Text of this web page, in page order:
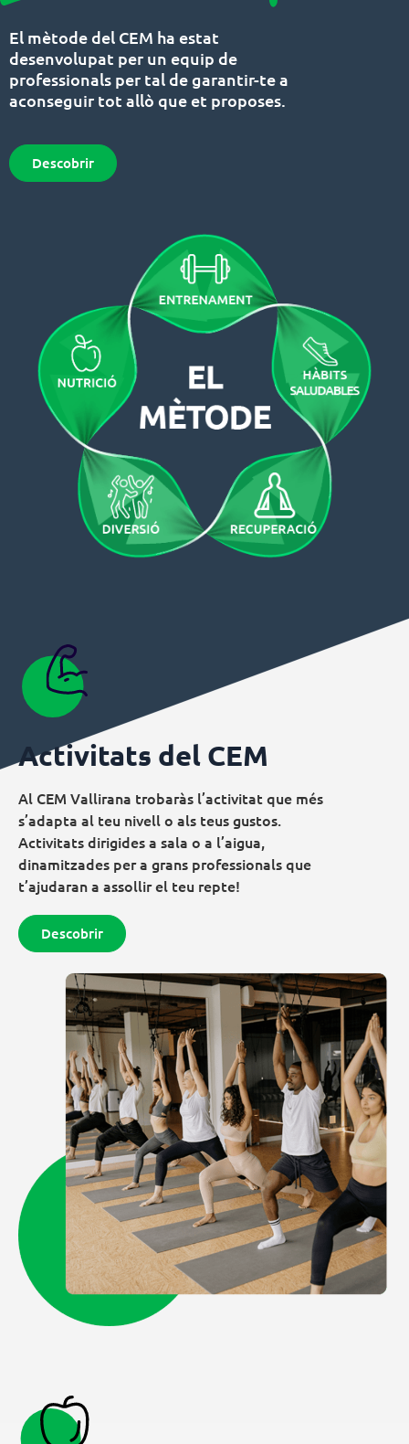
El mètode del CEM ha estat
desenvolupat per un equip de
professionals per tal de garantir-te a
aconseguir tot allò que et proposes.
Descobrir
Activitats del CEM
Al CEM Vallirana trobaràs l’activitat que més
s’adapta al teu nivell o als teus gustos.
Activitats dirigides a sala o a l’aigua,
dinamitzades per a grans professionals que
t’ajudaran a assollir el teu repte!
Descobrir